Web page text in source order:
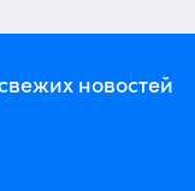
новостей